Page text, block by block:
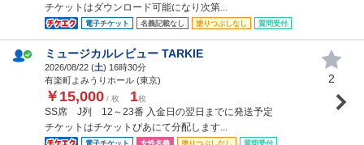
チケットはダウンロード可能になり次第...
電子チケット 名義記載なし 塗りつぶしなし 質問受付
ミュージカルレビュー TARKIE
2026/08/22 (土) 16時30分
有楽町よみうりホール (東京)
￥15,000 / 枚 1枚
SS席 J列 12～23番 入金日の翌日までに発送予定
チケットはチケットぴあにて分配します...
電子チケット 女性名義 塗りつぶしなし 質問受付
2